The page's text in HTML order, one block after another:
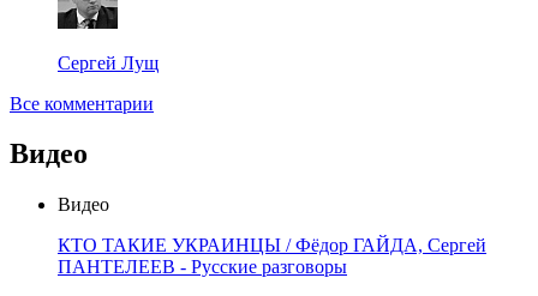
Сергей Лущ
Все комментарии
Видео
Видео
КТО ТАКИЕ УКРАИНЦЫ / Фёдор ГАЙДА, Сергей
ПАНТЕЛЕЕВ - Русские разговоры